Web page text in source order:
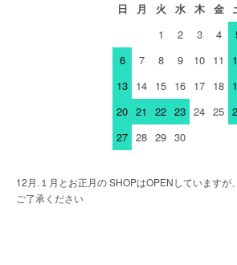
日 月 火 水 木 金
1
2 3 4
6
7 8 9 10 11
13 14 15 16 17 18
20 21 22 23 24 25
27 28 29 30
12月.１月とお正月の SHOPはOPENしていますが
ご了承ください